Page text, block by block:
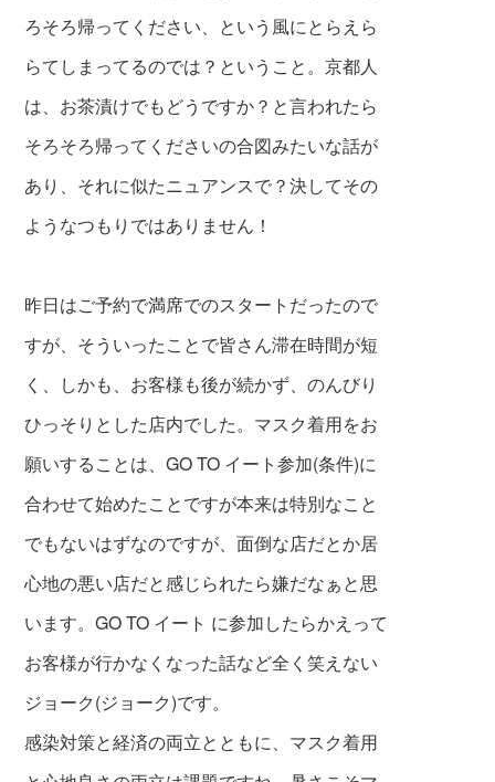
ろそろ帰ってください、という風にとらえら
らてしまってるのでは？ということ。京都人
は、お茶漬けでもどうですか？と言われたら
そろそろ帰ってくださいの合図みたいな話が
あり、それに似たニュアンスで？決してその
ようなつもりではありません！
昨日はご予約で満席でのスタートだったので
すが、そういったことで皆さん滞在時間が短
く、しかも、お客様も後が続かず、のんびり
ひっそり とした店内でした。マスク着用をお
願いすることは、GO TO イート参加(条件)に
合わせて始めたことですが本来は特別なこと
でもないはずなのですが、面倒な店だとか居
心地の悪い店だと感じられたら嫌だなぁと思
います。GO TO イート に参加したらかえって
お客様が行かなくなった話など全く笑えない
ジョーク(ジョーク)です。
感染対策と経済の両立と ともに、マスク着用